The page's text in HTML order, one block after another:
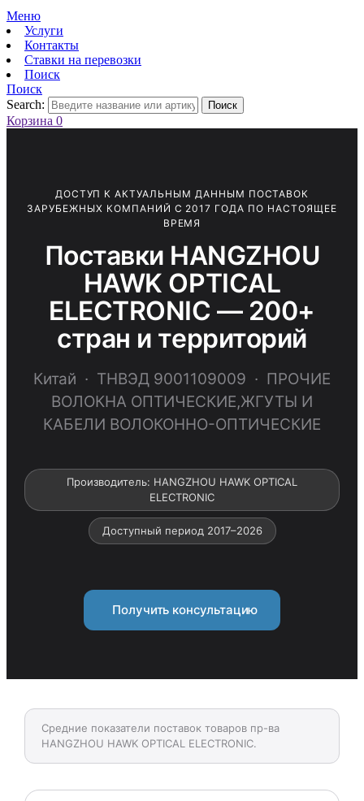
Меню
Услуги
Контакты
Ставки на перевозки
Поиск
Поиск
Search:
Поиск
Корзина 0
ДОСТУП К АКТУАЛЬНЫМ ДАННЫМ ПОСТАВОК
ЗАРУБЕЖНЫХ КОМПАНИЙ С 2017 ГОДА ПО НАСТОЯЩЕЕ
ВРЕМЯ
Поставки HANGZHOU
HAWK OPTICAL
ELECTRONIC — 200+
стран и территорий
Китай · ТНВЭД 9001109009 · ПРОЧИЕ
ВОЛОКНА ОПТИЧЕСКИЕ,ЖГУТЫ И
КАБЕЛИ ВОЛОКОННО-ОПТИЧЕСКИЕ
Производитель: HANGZHOU HAWK OPTICAL
ELECTRONIC
Доступный период 2017–2026
Получить консультацию
Средние показатели поставок товаров пр-ва
HANGZHOU HAWK OPTICAL ELECTRONIC.